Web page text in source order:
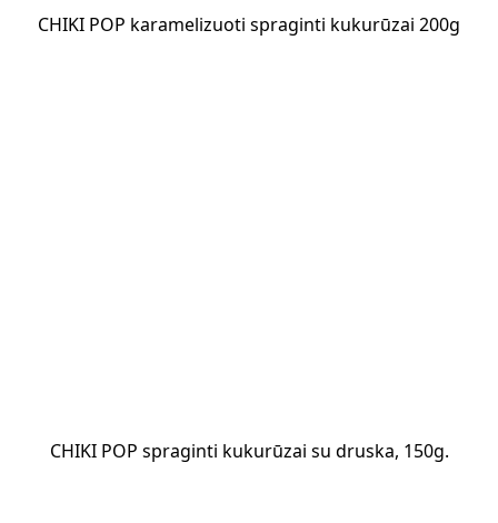
CHIKI POP karamelizuoti spraginti kukurūzai 200g
CHIKI POP spraginti kukurūzai su druska, 150g.